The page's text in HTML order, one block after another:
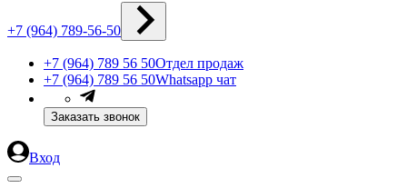
+7 (964) 789-56-50
+7 (964) 789 56 50Отдел продаж
+7 (964) 789 56 50Whatsapp чат
Заказать звонок
Вход